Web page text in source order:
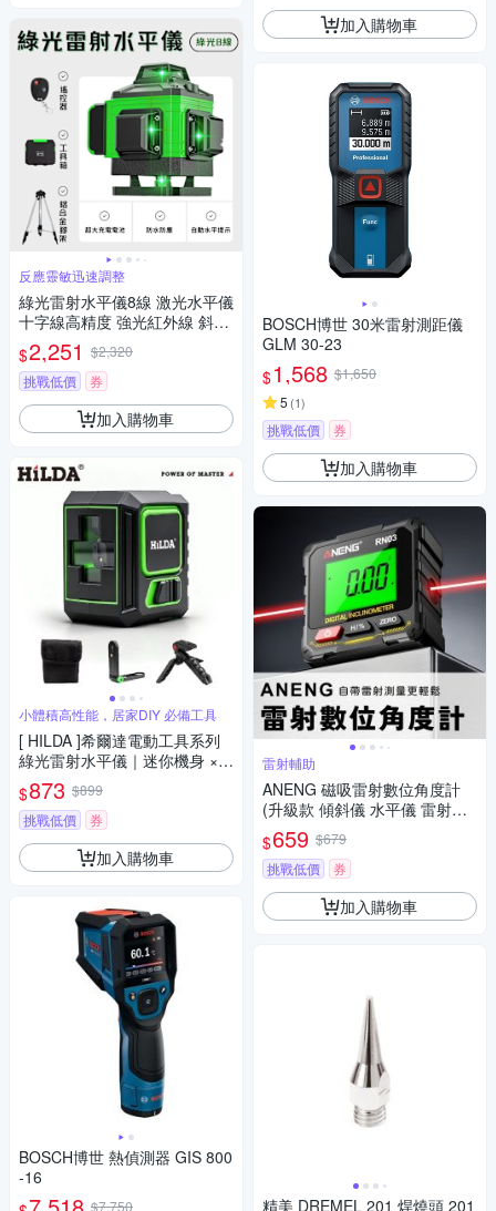
反應靈敏迅速調整
綠光雷射水平儀8線 激光水平儀
十字線高精度 強光紅外線 斜線
防水 攜帶型小型水平儀 綠光 雷
射水平儀
$2,251 $2,320
挑戰低價
券
加入購物車
小體積高性能，居家DIY 必備工具
[ HILDA ]希爾達電動工具系列
綠光雷射水平儀｜迷你機身 ×
專業級精準定位 OZ540
$873 $899
挑戰低價
券
加入購物車
BOSCH博世 熱偵測器 GIS 800
-16
$7,750
加入購物車
BOSCH博世 30米雷射測距儀
GLM 30-23
$1,568 $1,650
5 (1)
挑戰低價 券
加入購物車
雷射輔助
ANENG 磁吸雷射數位角度計
(升級款 傾斜儀 水平儀 雷射水
平儀 數位量角器 坡度儀 傾角
儀)
$659 $679
挑戰低價
券
加入購物車
精美 DREMEL 201 焊燒頭 201